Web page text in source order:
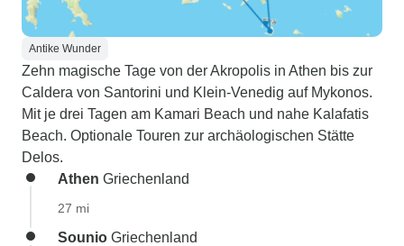
Antike Wunder
Zehn magische Tage von der Akropolis in Athen bis zur
Caldera von Santorini und Klein-Venedig auf Mykonos.
Mit je drei Tagen am Kamari Beach und nahe Kalafatis
Beach. Optionale Touren zur archäologischen Stätte
Delos.
Athen Griechenland
27 mi
Sounio Griechenland